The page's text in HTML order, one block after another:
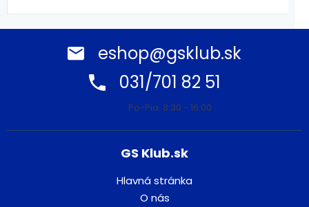
eshop@gsklub.sk
031/701 82 51
Po-Pia: 8:30 - 16:00
GS Klub.sk
Hlavná stránka
O nás